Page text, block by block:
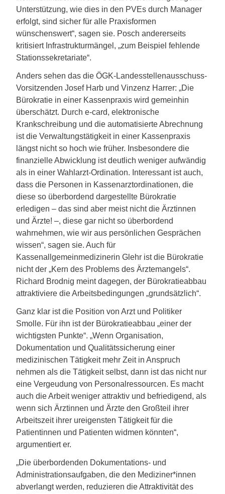
Unterstützung, wie dies in den PVEs durch Manager
erfolgt, sind sicher für alle Praxisformen
wünschenswert“, sagen sie. Posch andererseits
kritisiert Infrastrukturmängel, „zum Beispiel fehlende
Stationssekretariate“.
Anders sehen das die ÖGK-Landesstellenausschuss-
Vorsitzenden Josef Harb und Vinzenz Harrer: „Die
Bürokratie in einer Kassenpraxis wird gemeinhin
überschätzt. Durch e-card, elektronische
Krankschreibung und die automatisierte Abrechnung
ist die Verwaltungstätigkeit in einer Kassenpraxis
längst nicht so hoch wie früher. Insbesondere die
finanzielle Abwicklung ist deutlich weniger aufwändig
als in einer Wahlarzt-Ordination. Interessant ist auch,
dass die Personen in Kassenarztordinationen, die
diese so überbordend dargestellte Bürokratie
erledigen – das sind aber meist nicht die Ärztinnen
und Ärzte! –, diese gar nicht so überbordend
wahrnehmen, wie wir aus persönlichen Gesprächen
wissen“, sagen sie. Auch für
Kassenallgemeinmedizinerin Glehr ist die Bürokratie
nicht der „Kern des Problems des Ärztemangels“.
Richard Brodnig meint dagegen, der Bürokratieabbau
attraktiviere die Arbeitsbedingungen „grundsätzlich“.
Ganz klar ist die Position von Arzt und Politiker
Smolle. Für ihn ist der Bürokratieabbau „einer der
wichtigsten Punkte“. „Wenn Organisation,
Dokumentation und Qualitätssicherung einer
medizinischen Tätigkeit mehr Zeit in Anspruch
nehmen als die Tätigkeit selbst, dann ist das nicht nur
eine Vergeudung von Personalressourcen. Es macht
auch die Arbeit weniger attraktiv und befriedigend, als
wenn sich Ärztinnen und Ärzte den Großteil ihrer
Arbeitszeit ihrer ureigensten Tätigkeit für die
Patientinnen und Patienten widmen könnten“,
argumentiert er.
„Die überbordenden Dokumentations- und
Administrationsaufgaben, die den Mediziner*innen
abverlangt werden, reduzieren die Attraktivität des